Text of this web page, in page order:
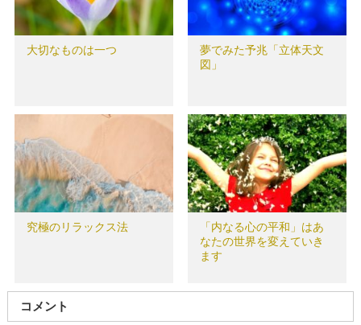
大切なものは一つ
夢でみた予兆「立体天文
図」
究極のリラックス法
「内なる心の平和」はあ
なたの世界を変えていき
ます
コメント